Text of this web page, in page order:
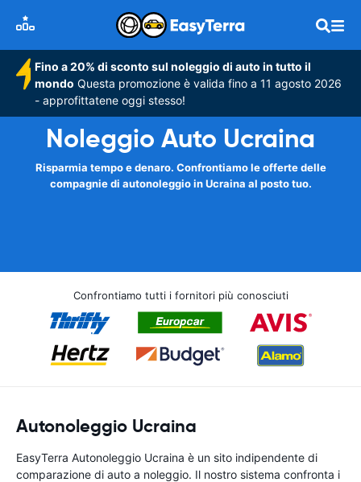
Fino a 20% di sconto sul noleggio di auto in tutto il
mondo Questa promozione è valida fino a 11 agosto 2026
- approfittatene oggi stesso!
Noleggio Auto Ucraina
Risparmia tempo e denaro. Confrontiamo le offerte delle
compagnie di autonoleggio in Ucraina al posto tuo.
Confrontiamo tutti i fornitori più conosciuti
Autonoleggio Ucraina
EasyTerra Autonoleggio Ucraina è un sito indipendente di
comparazione di auto a noleggio. Il nostro sistema confronta i